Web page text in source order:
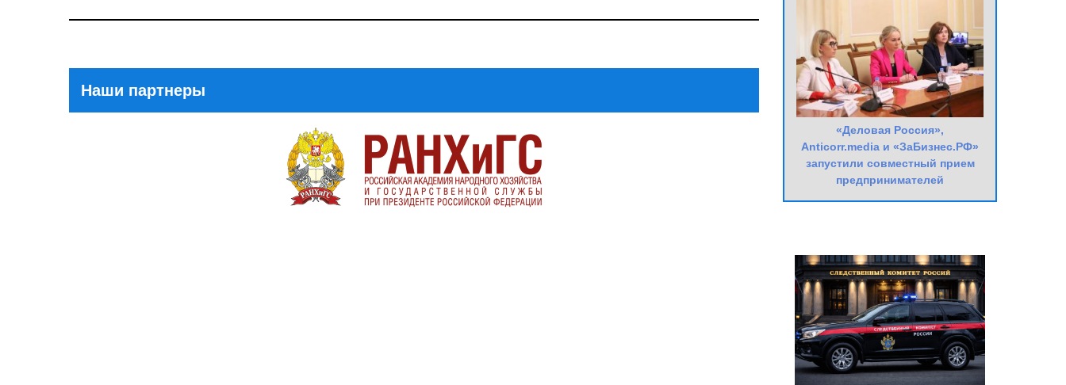
Наши партнеры
«Деловая Россия»,
Anticorr.media и «ЗаБизнес.РФ»
запустили совместный прием
предпринимателей